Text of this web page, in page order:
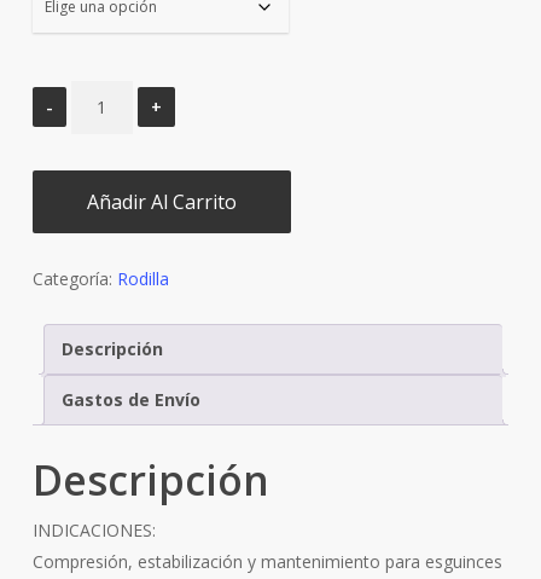
€79,90. €67,90.
Añadir Al Carrito
Categoría: Rodilla
Descripción
Gastos de Envío
Descripción
INDICACIONES:
Compresión, estabilización y mantenimiento para esguinces